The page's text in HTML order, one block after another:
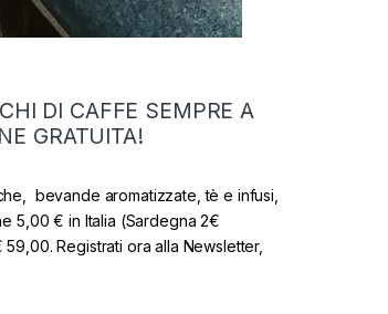
DI CAFFE SEMPRE A
GRATUITA!
bevande aromatizzate, tè e infusi,
5,00 € in Italia (Sardegna 2€
Registrati ora alla Newsletter,